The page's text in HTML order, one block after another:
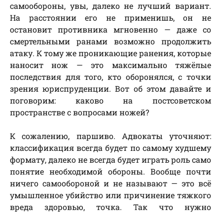
самообороны, увы, далеко не лучший вариант.
На расстоянии его не применишь, он не
остановит противника мгновенно — даже со
смертельными ранами возможно продолжить
атаку. К тому же проникающие ранения, которые
наносит нож — это максимально тяжёлые
последствия для того, кто оборонялся, с точки
зрения юриспруденции. Вот об этом давайте и
поговорим: каково на постсоветском
пространстве с вопросами ножей?
К сожалению, паршиво. Адвокаты уточняют:
классификация всегда будет по самому худшему
формату, далеко не всегда будет играть роль само
понятие необходимой обороны. Вообще почти
ничего самообороной и не называют — это всё
умышленное убийство или причинение тяжкого
вреда здоровью, точка. Так что нужно